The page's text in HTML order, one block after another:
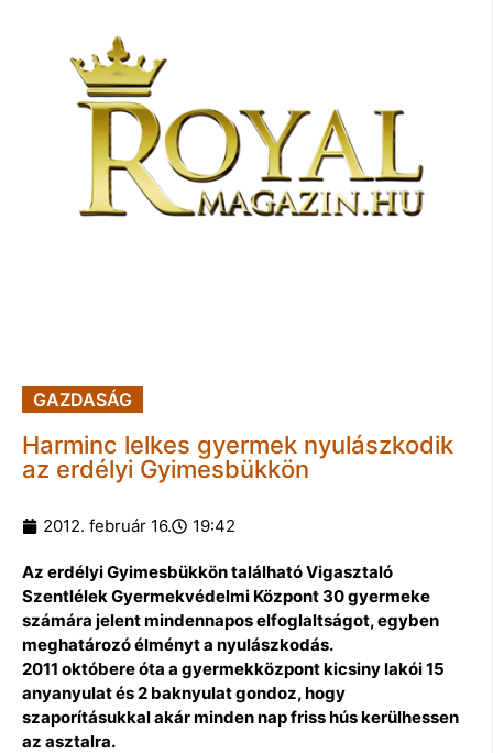
GAZDASÁG
Harminc lelkes gyermek nyulászkodik
az erdélyi Gyimesbükkön
2012. február 16. 19:42
Az erdélyi Gyimesbükkön található Vigasztaló
Szentlélek Gyermekvédelmi Központ 30 gyermeke
számára jelent mindennapos elfoglaltságot, egyben
meghatározó élményt a nyulászkodás.
2011 októbere óta a gyermekközpont kicsiny lakói 15
anyanyulat és 2 baknyulat gondoz, hogy
szaporításukkal akár minden nap friss hús kerülhessen
az asztalra.